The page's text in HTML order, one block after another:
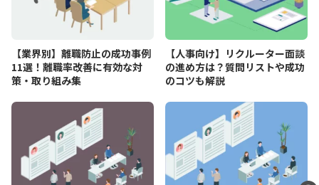
【業界別】離職防止の成功事例
11選！離職率改善に有効な対
策・取り組み集
【人事向け】リクルーター面談
の進め方は？質問リストや成功
のコツも解説